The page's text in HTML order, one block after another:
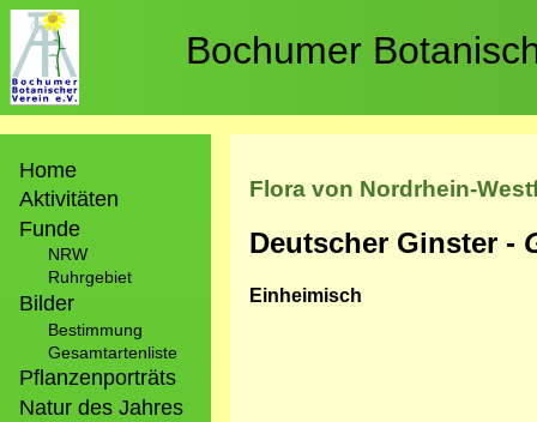
Direkt
zum
Inhalt
Bochumer
Home
Aktivitäten
Funde
NRW
Ruhrgebiet
Bilder
Bestimmung
Gesamtartenliste
Pflanzenporträts
Natur des Jahres
Flora von Nordrhein-
Deutscher Ginster -
Einheimisch